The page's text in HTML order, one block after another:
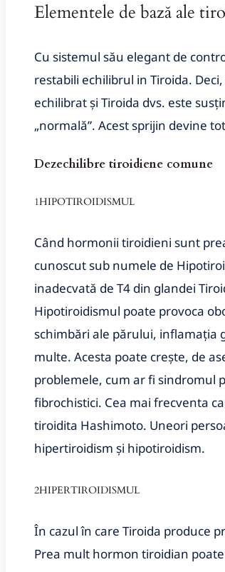
Elementele de bază ale
Cu sistemul său elegant de
restabili echilibrul in Tiroida.
echilibrat și Tiroida dvs. este
„normală”. Acest sprijin devine
Dezechilibre tiroidiene comune
1HIPOTIROIDISMUL
Când hormonii tiroidieni sunt
cunoscut sub numele de
inadecvată de T4 din glandei
Hipotiroidismul poate provoca
schimbări ale părului, inflamația
multe. Acesta poate crește, de
problemele, cum ar fi sindromul
fibrochistici. Cea mai frecventa
tiroidita Hashimoto. Uneori
hipertiroidism și hipotiroidism.
2HIPERTIROIDISMUL
În cazul în care Tiroida produce
Prea mult hormon tiroidian